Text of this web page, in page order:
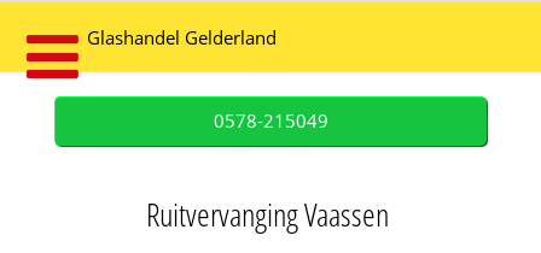
Glashandel Gelderland
0578-215049
Ruitvervanging Vaassen